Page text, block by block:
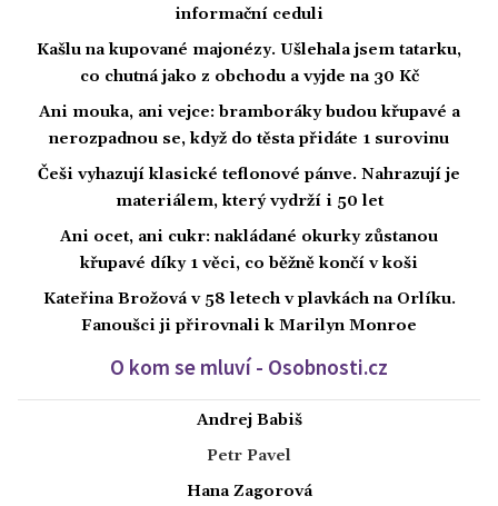
informační ceduli
Kašlu na kupované majonézy. Ušlehala jsem tatarku,
co chutná jako z obchodu a vyjde na 30 Kč
Ani mouka, ani vejce: bramboráky budou křupavé a
nerozpadnou se, když do těsta přidáte 1 surovinu
Češi vyhazují klasické teflonové pánve. Nahrazují je
materiálem, který vydrží i 50 let
Ani ocet, ani cukr: nakládané okurky zůstanou
křupavé díky 1 věci, co běžně končí v koši
Kateřina Brožová v 58 letech v plavkách na Orlíku.
Fanoušci ji přirovnali k Marilyn Monroe
O kom se mluví - Osobnosti.cz
Andrej Babiš
Petr Pavel
Hana Zagorová